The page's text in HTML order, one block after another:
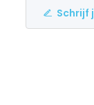
Schrijf